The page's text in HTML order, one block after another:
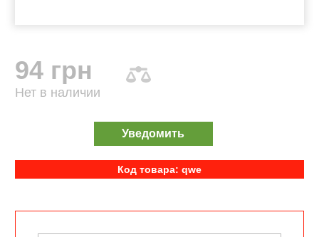
94 грн
Нет в наличии
Уведомить
Код товара: qwe